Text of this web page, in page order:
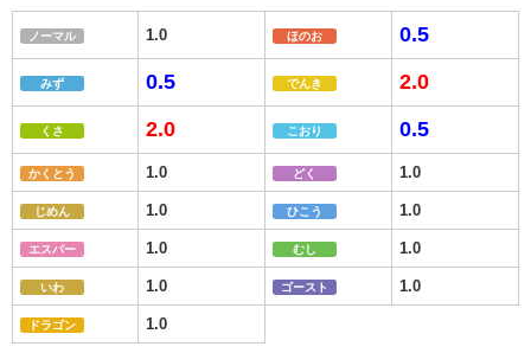
ノーマル 1.0 ほのお 0.5
みず 0.5 でんき 2.0
くさ 2.0 こおり 0.5
かくとう 1.0 どく 1.0
じめん 1.0 ひこう 1.0
エスパー 1.0 むし 1.0
いわ 1.0 ゴースト 1.0
ドラゴン 1.0